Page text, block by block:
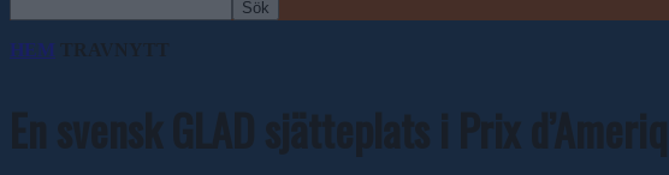
HEM TRAVNYTT
En svensk GLAD sjätteplats i Prix